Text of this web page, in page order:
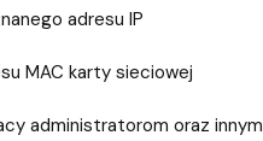
adresu IP
MAC karty sieciowej
administratorom oraz innym